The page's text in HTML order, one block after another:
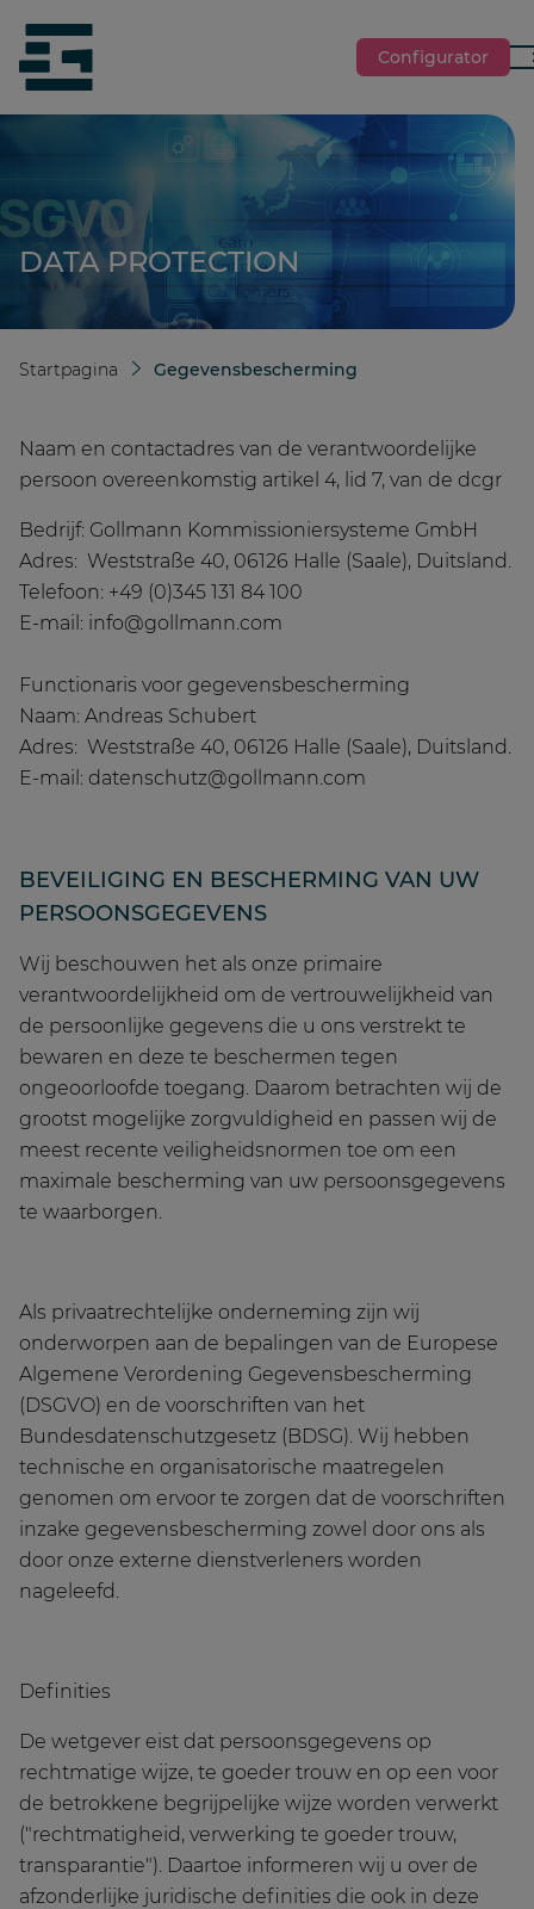
siteLogo
Configurator
DATA PROTECTION
Startpagina Gegevensbescherming
Naam en contactadres van de verantwoordelijke
persoon overeenkomstig artikel 4, lid 7, van de dcgr
Bedrijf: Gollmann Kommissioniersysteme GmbH
Adres: Weststraße 40, 06126 Halle (Saale), Duitsland.
Telefoon: +49 (0)345 131 84 100
E-mail: info@gollmann.com
Functionaris voor gegevensbescherming
Naam: Andreas Schubert
Adres: Weststraße 40, 06126 Halle (Saale), Duitsland.
E-mail: datenschutz@gollmann.com
BEVEILIGING EN BESCHERMING VAN UW
PERSOONSGEGEVENS
Wij beschouwen het als onze primaire
verantwoordelijkheid om de vertrouwelijkheid van
de persoonlijke gegevens die u ons verstrekt te
bewaren en deze te beschermen tegen
ongeoorloofde toegang. Daarom betrachten wij de
grootst mogelijke zorgvuldigheid en passen wij de
meest recente veiligheidsnormen toe om een
maximale bescherming van uw persoonsgegevens
te waarborgen.
Als privaatrechtelijke onderneming zijn wij
onderworpen aan de bepalingen van de Europese
Algemene Verordening Gegevensbescherming
(DSGVO) en de voorschriften van het
Bundesdatenschutzgesetz (BDSG). Wij hebben
technische en organisatorische maatregelen
genomen om ervoor te zorgen dat de voorschriften
inzake gegevensbescherming zowel door ons als
door onze externe dienstverleners worden
nageleefd.
Definities
De wetgever eist dat persoonsgegevens op
rechtmatige wijze, te goeder trouw en op een voor
de betrokkene begrijpelijke wijze worden verwerkt
("rechtmatigheid, verwerking te goeder trouw,
transparantie"). Daartoe informeren wij u over de
afzonderlijke juridische definities die ook in deze